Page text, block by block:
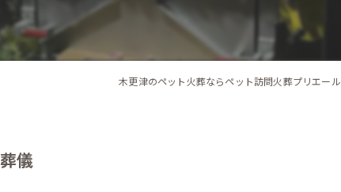
木更津のペット火葬ならペット訪問火葬プリエール
儀